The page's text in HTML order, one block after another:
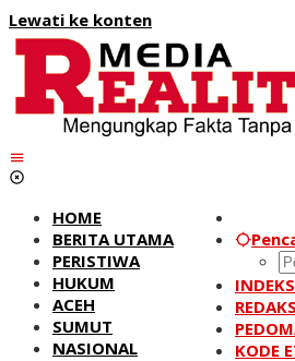
Lewati ke konten
INDEKS
KODE
HOME
BERITA UTAMA
PERISTIWA
HUKUM
ACEH
SUMUT
NASIONAL